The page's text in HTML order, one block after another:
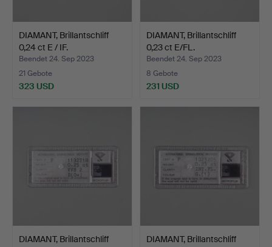
DIAMANT, Brillantschliff
0,24 ct E / IF.
Beendet 24. Sep 2023
21 Gebote
323 USD
DIAMANT, Brillantschliff
0,23 ct E/FL.
Beendet 24. Sep 2023
8 Gebote
231 USD
DIAMANT, Brillantschliff
DIAMANT, Brillantschliff